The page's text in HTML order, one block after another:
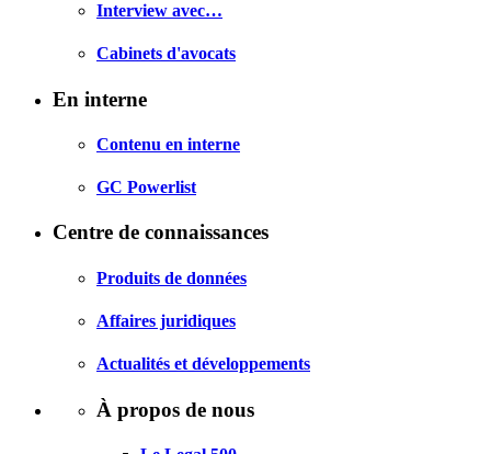
Interview avec…
Cabinets d'avocats
En interne
Contenu en interne
GC Powerlist
Centre de connaissances
Produits de données
Affaires juridiques
Actualités et développements
À propos de nous